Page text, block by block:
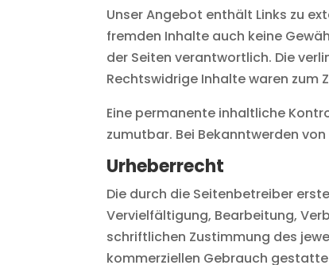
Unser Angebot enthält Links zu
fremden Inhalte auch keine
der Seiten verantwortlich. Die
Rechtswidrige Inhalte waren zum
Eine permanente inhaltliche
zumutbar. Bei Bekanntwerden
Urheberrecht
Die durch die Seitenbetreiber
Vervielfältigung, Bearbeitung,
schriftlichen Zustimmung des
kommerziellen Gebrauch